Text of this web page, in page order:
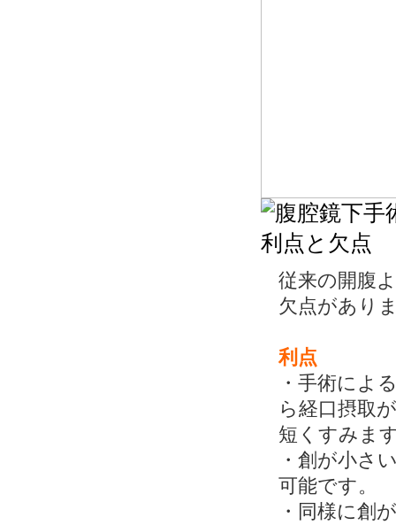
従来の開腹
欠点があり
利点
・手術によ
ら経口摂取
短くすみま
・創が小さ
可能です。
・同様に創